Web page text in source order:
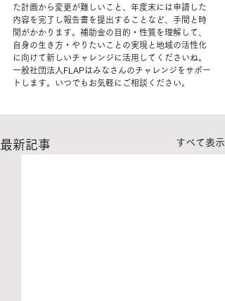
た計画から変更が難しいこと、年度末には申請した
内容を完了し報告書を提出することなど、手間と時
間がかかります。補助金の目的・性質を理解して、
自身の生き方・やりたいことの実現と地域の活性化
に向けて新しいチャレンジに活用してくださいね。
一般社団法人FLAPはみなさんのチャレンジをサポー
トします。いつでもお気軽にご相談ください。
最新記事 すべて表示